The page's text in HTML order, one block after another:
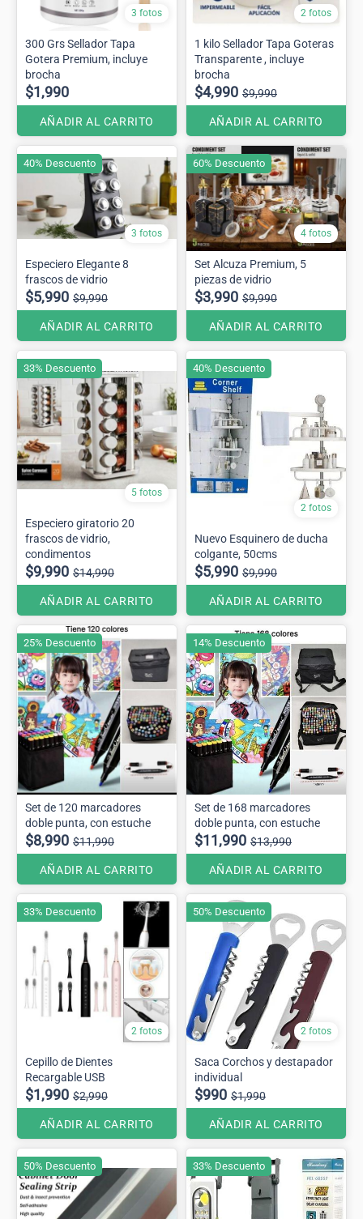
3 fotos
300 Grs Sellador Tapa
Gotera Premium, incluye
brocha
$1,990
AÑADIR AL CARRITO
2 fotos
1 kilo Sellador Tapa Goteras
Transparente , incluye
brocha
$4,990 $9,990
AÑADIR AL CARRITO
3 fotos
Especiero Elegante 8
frascos de vidrio
$5,990 $9,990
AÑADIR AL CARRITO
40% Descuento
4 fotos
Set Alcuza Premium, 5
piezas de vidrio
$3,990 $9,990
AÑADIR AL CARRITO
60% Descuento
5 fotos
Especiero giratorio 20
frascos de vidrio,
condimentos
$9,990 $14,990
AÑADIR AL CARRITO
33% Descuento
2 fotos
Nuevo Esquinero de ducha
colgante, 50cms
$5,990 $9,990
AÑADIR AL CARRITO
40% Descuento
Set de 120 marcadores
doble punta, con estuche
$8,990 $11,990
AÑADIR AL CARRITO
25% Descuento
Set de 168 marcadores
doble punta, con estuche
$11,990 $13,990
AÑADIR AL CARRITO
14% Descuento
2 fotos
Cepillo de Dientes
Recargable USB
$1,990 $2,990
AÑADIR AL CARRITO
33% Descuento
2 fotos
Saca Corchos y destapador
individual
$990 $1,990
AÑADIR AL CARRITO
50% Descuento
50% Descuento 33% Descuento